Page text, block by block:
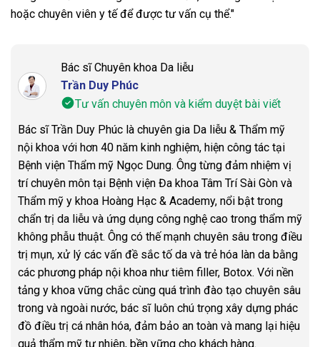
hoặc chuyên viên y tế để được tư vấn cụ thể."
Bác sĩ Chuyên khoa Da liễu
Trần Duy Phúc
Tư vấn chuyên môn và kiểm duyệt bài viết
Bác sĩ Trần Duy Phúc là chuyên gia Da liễu & Thẩm mỹ
nội khoa với hơn 40 năm kinh nghiệm, hiện công tác tại
Bệnh viện Thẩm mỹ Ngọc Dung. Ông từng đảm nhiệm vị
trí chuyên môn tại Bệnh viện Đa khoa Tâm Trí Sài Gòn và
Thẩm mỹ y khoa Hoàng Hạc & Academy, nổi bật trong
chẩn trị da liễu và ứng dụng công nghệ cao trong thẩm mỹ
không phẫu thuật. Ông có thế mạnh chuyên sâu trong điều
trị mụn, xử lý các vấn đề sắc tố da và trẻ hóa làn da bằng
các phương pháp nội khoa như tiêm filler, Botox. Với nền
tảng y khoa vững chắc cùng quá trình đào tạo chuyên sâu
trong và ngoài nước, bác sĩ luôn chú trọng xây dựng phác
đồ điều trị cá nhân hóa, đảm bảo an toàn và mang lại hiệu
quả thẩm mỹ tự nhiên, bền vững cho khách hàng.